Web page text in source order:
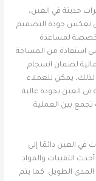
حديثة في العين،
تعكس جودة التصميم
لمساعدة
استفادة من المساحة
لضمان انسجام
يمكن للعملاء
العين بجودة عالية
تجمع بين العملية
في العين دائمًا إلى
التقنيات والمواد
الطويل. كما يتم